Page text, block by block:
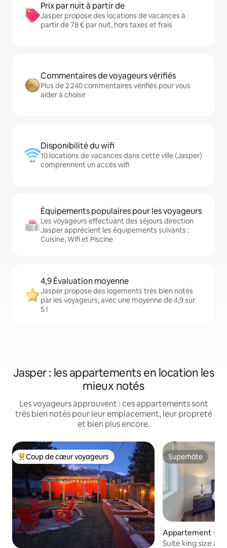
Prix par nuit à partir de
Jasper propose des locations de vacances à
partir de 78 € par nuit, hors taxes et frais
Commentaires de voyageurs vérifiés
Plus de 2 240 commentaires vérifiés pour vous
aider à choisir
Disponibilité du wifi
10 locations de vacances dans cette ville (Jasper)
comprennent un accès wifi
Équipements populaires pour les voyageurs
Les voyageurs effectuant des séjours direction
Jasper apprécient les équipements suivants :
Cuisine, Wifi et Piscine
4,9 Évaluation moyenne
Jasper propose des logements très bien notés
par les voyageurs, avec une moyenne de 4,9 sur
5 !
Jasper : les appartements en location les
mieux notés
Les voyageurs approuvent : ces appartements sont
très bien notés pour leur emplacement, leur propreté
et bien plus encore.
Coups de cœur voyageurs les plus appréciés
Coup de cœur voyageurs Superhôte
Superhôte
Appartement ⋅
Suite king size à